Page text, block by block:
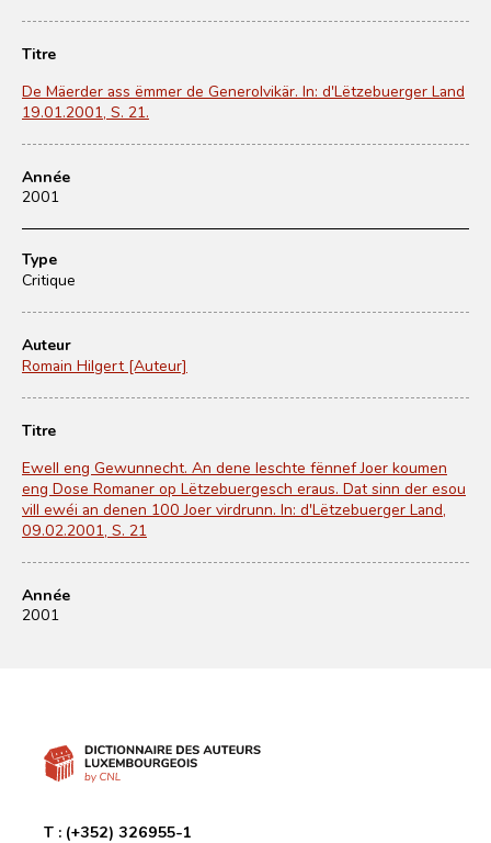
Titre
De Mäerder ass ëmmer de Generolvikär. In: d'Lëtzebuerger Land
19.01.2001, S. 21.
Année
2001
Type
Critique
Auteur
Romain Hilgert [Auteur]
Titre
Ewell eng Gewunnecht. An dene leschte fënnef Joer koumen
eng Dose Romaner op Lëtzebuergesch eraus. Dat sinn der esou
vill ewéi an denen 100 Joer virdrunn. In: d'Lëtzebuerger Land,
09.02.2001, S. 21
Année
2001
T : (+352) 326955-1